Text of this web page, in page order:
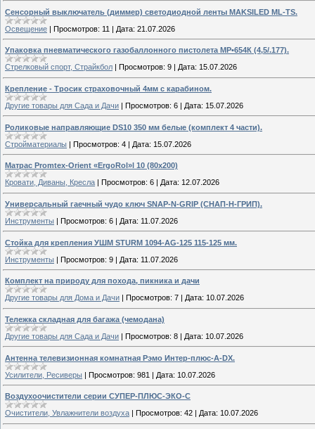
Сенсорный выключатель (диммер) светодиодной ленты MAKSILED ML-TS.
Освещение | Просмотров: 11 | Дата: 21.07.2026
Упаковка пневматического газобаллонного пистолета МР•654К (4,5/.177).
Стрелковый спорт, Страйкбол
Просмотров: 9 Дата: 15.07.2026
Крепление - Тросик страховочный 4мм с карабином.
Другие товары для Сада и Дачи | Просмотров: 6 | Дата: 15.07.2026
Роликовые направляющие DS10 350 мм белые (комплект 4 части).
Стройматериалы | Просмотров: 4 | Дата: 15.07.2026
Матрас Promtex-Orient «ErgoRol»l 10 (80х200)
Кровати, Диваны, Кресла
Просмотров: 6 Дата: 12.07.2026
Универсальный гаечный чудо ключ SNAP-N-GRIP (СНАП-Н-ГРИП).
Инструменты | Просмотров: 6 | Дата: 11.07.2026
Стойка для крепления УШМ STURM 1094-AG-125 115-125 мм.
Инструменты | Просмотров: 9 | Дата: 11.07.2026
Комплект на природу для похода, пикника и дачи
Другие товары для Дома и Дачи
Просмотров: 7 Дата: 10.07.2026
Тележка складная для багажа (чемодана)
Другие товары для Сада и Дачи | Просмотров: 8 | Дата: 10.07.2026
Антенна телевизионная комнатная Рэмо Интер-плюс-A-DX.
Усилители, Ресиверы | Просмотров: 981 | Дата: 10.07.2026
Воздухоочистители серии СУПЕР-ПЛЮС-ЭКО-С
Очистители, Увлажнители воздуха | Просмотров: 42 | Дата: 10.07.2026